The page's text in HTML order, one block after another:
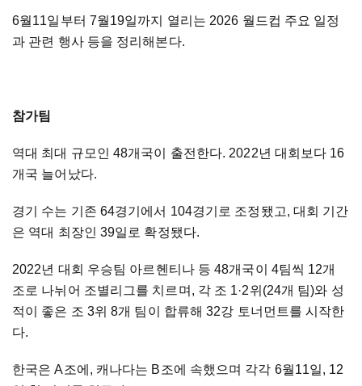
6월11일부터 7월19일까지 열리는 2026 월드컵 주요 일정
과 관련 행사 등을 정리해본다.
참가팀
역대 최대 규모인 48개국이 출전한다. 2022년 대회보다 16
개국 늘어났다.
경기 수는 기존 64경기에서 104경기로 조정됐고, 대회 기간
은 역대 최장인 39일로 확정됐다.
2022년 대회 우승팀 아르헨티나 등 48개국이 4팀씩 12개
조로 나뉘어 조별리그를 치르며, 각 조 1·2위(24개 팀)와 성
적이 좋은 조 3위 8개 팀이 합류해 32강 토너먼트를 시작한
다.
한국은 A조에, 캐나다는 B조에 속했으며 각각 6월11일, 12